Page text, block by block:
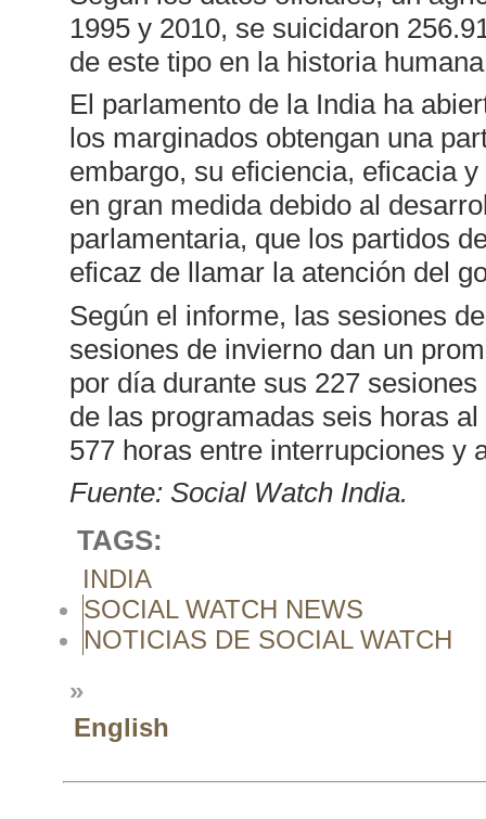
1995 y 2010, se suicidaron
de este tipo en la historia
El parlamento de la India ha
los marginados obtengan una
embargo, su eficiencia, eficacia
en gran medida debido al
parlamentaria, que los partidos
eficaz de llamar la atención del
Según el informe, las sesiones
sesiones de invierno dan un
por día durante sus 227
de las programadas seis horas
577 horas entre interrupciones y
Fuente: Social Watch India.
TAGS:
INDIA
SOCIAL WATCH NEWS
NOTICIAS DE SOCIAL WATCH
»
English